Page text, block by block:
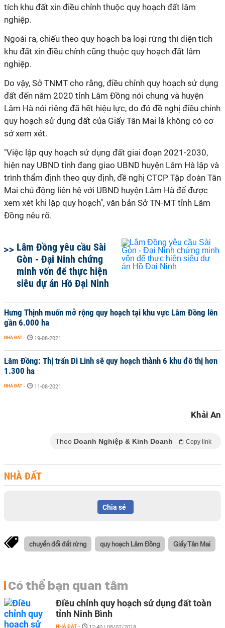
tích khu đất xin điều chỉnh thuộc quy hoạch đất lâm
nghiệp.
Ngoài ra, chiếu theo quy hoạch ba loại rừng thì diện tích
khu đất xin điều chỉnh cũng thuộc quy hoạch đất lâm
nghiệp.
Do vậy, Sở TNMT cho rằng, điều chỉnh quy hoạch sử dụng
đất đến năm 2020 tỉnh Lâm Đồng nói chung và huyện
Lâm Hà nói riêng đã hết hiệu lực, do đó đề nghị điều chỉnh
quy hoạch sử dụng đất của Giấy Tân Mai là không có cơ
sở xem xét.
"Việc lập quy hoạch sử dụng đất giai đoạn 2021-2030,
hiện nay UBND tỉnh đang giao UBND huyện Lâm Hà lập và
trình thẩm định theo quy định, đề nghị CTCP Tập đoàn Tân
Mai chủ động liên hệ với UBND huyện Lâm Hà để được
xem xét khi lập quy hoạch", văn bản Sở TN-MT tỉnh Lâm
Đồng nêu rõ.
Lâm Đồng yêu cầu Sài
Gòn - Đại Ninh chứng
minh vốn để thực hiện
siêu dự án Hồ Đại Ninh
Hưng Thịnh muốn mở rộng quy hoạch tại khu vực Lâm Đồng lên
gần 6.000 ha
NHÀ ĐẤT - 19-08-2021
Lâm Đồng: Thị trấn Di Linh sẽ quy hoạch thành 6 khu đô thị hơn
1.300 ha
NHÀ ĐẤT - 11-08-2021
Khải An
Theo Doanh Nghiệp & Kinh Doanh Copy link
NHÀ ĐẤT
Chia sẻ
chuyển đổi đất rừng quy hoạch Lâm Đồng Giấy Tân Mai
Có thể bạn quan tâm
Điều chỉnh quy hoạch sử dụng đất toàn
tỉnh Ninh Bình
NHÀ ĐẤT